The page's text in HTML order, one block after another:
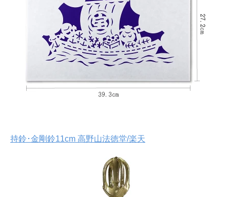
持鈴･金剛鈴11cm 高野山法徳堂/楽天